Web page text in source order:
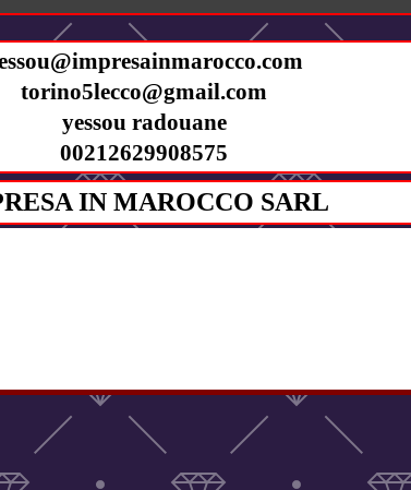
torino5lecco@gmail.com
yessou radouane
00212629908575
IN MAROCCO SARL